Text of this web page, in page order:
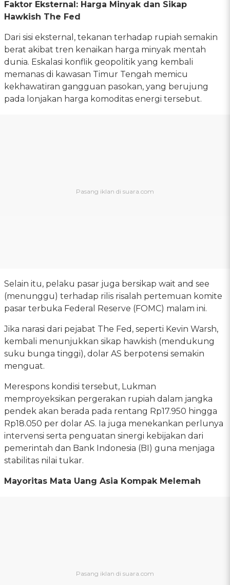
Faktor Eksternal: Harga Minyak dan Sikap
Hawkish The Fed
Dari sisi eksternal, tekanan terhadap rupiah semakin
berat akibat tren kenaikan harga minyak mentah
dunia. Eskalasi konflik geopolitik yang kembali
memanas di kawasan Timur Tengah memicu
kekhawatiran gangguan pasokan, yang berujung
pada lonjakan harga komoditas energi tersebut.
Selain itu, pelaku pasar juga bersikap wait and see
(menunggu) terhadap rilis risalah pertemuan komite
pasar terbuka Federal Reserve (FOMC) malam ini.
Jika narasi dari pejabat The Fed, seperti Kevin Warsh,
kembali menunjukkan sikap hawkish (mendukung
suku bunga tinggi), dolar AS berpotensi semakin
menguat.
Merespons kondisi tersebut, Lukman
memproyeksikan pergerakan rupiah dalam jangka
pendek akan berada pada rentang Rp17.950 hingga
Rp18.050 per dolar AS. Ia juga menekankan perlunya
intervensi serta penguatan sinergi kebijakan dari
pemerintah dan Bank Indonesia (BI) guna menjaga
stabilitas nilai tukar.
Mayoritas Mata Uang Asia Kompak Melemah